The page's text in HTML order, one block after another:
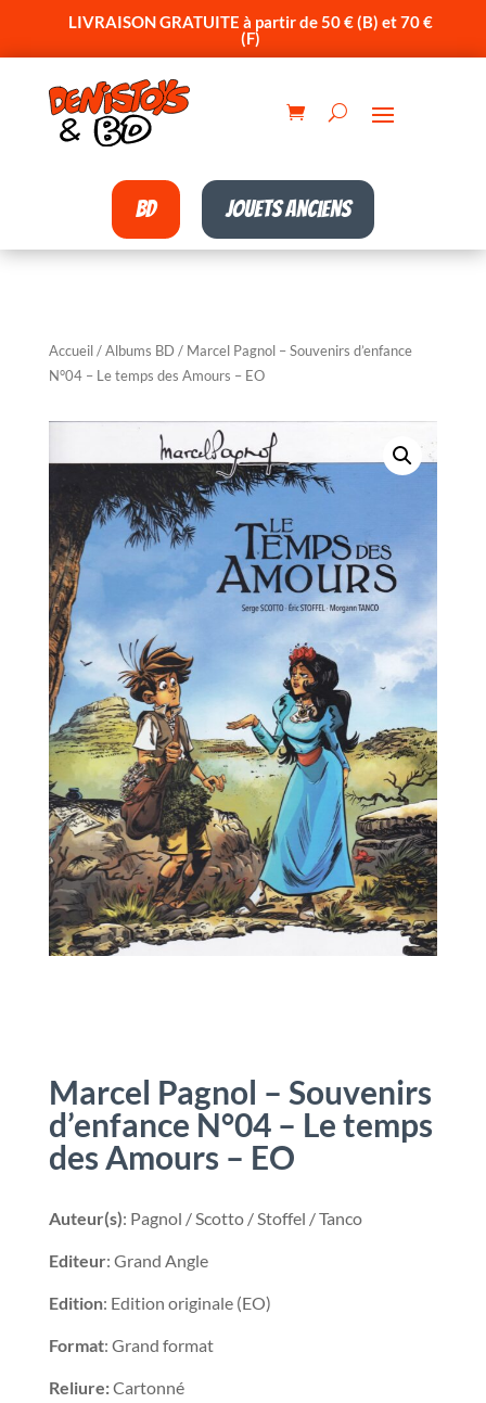
LIVRAISON GRATUITE à partir de 50 € (B) et 70 €
(F)
BD Jouets anciens
Accueil/Albums BD / Marcel Pagnol – Souvenirs d’enfance
N°04 – Le temps des Amours – EO
Marcel Pagnol – Souvenirs
d’enfance N°04 – Le temps
des Amours – EO
Auteur(s): Pagnol / Scotto / Stoffel / Tanco
Editeur: Grand Angle
Edition: Edition originale (EO)
Format: Grand format
Reliure:Cartonné